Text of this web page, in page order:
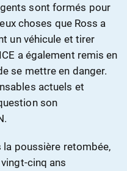
sont formés pour
choses que Ross a
un véhicule et tirer
a également remis en
se mettre en danger.
actuels et
son
poussière retombée,
vingt-cinq ans